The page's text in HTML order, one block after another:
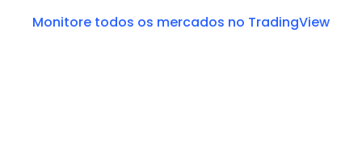
Monitore todos os mercados no TradingView